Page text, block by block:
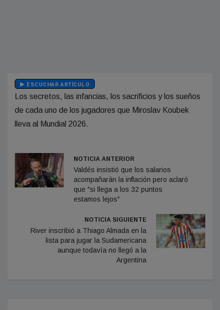
ESCUCHAR ARTÍCULO
Los secretos, las infancias, los sacrificios y los sueños
de cada uno de los jugadores que Miroslav Koubek
lleva al Mundial 2026.
NOTICIA ANTERIOR
Valdés insistió que los salarios
acompañarán la inflación pero aclaró
que "si llega a los 32 puntos
estamos lejos"
NOTICIA SIGUIENTE
River inscribió a Thiago Almada en la
lista para jugar la Sudamericana
aunque todavía no llegó a la
Argentina